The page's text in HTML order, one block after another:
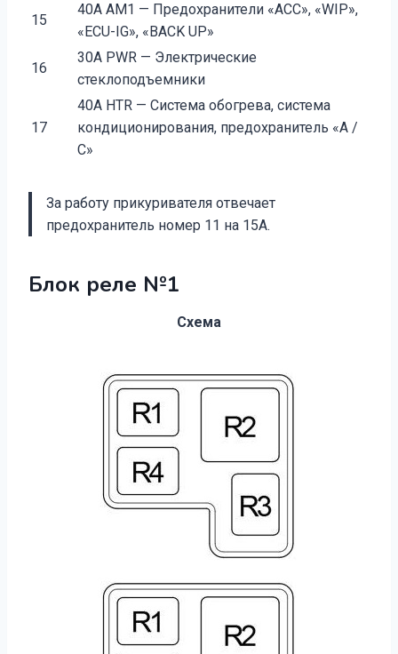
15
40A AM1 — Предохранители «ACC», «WIP»,
«ECU-IG», «BACK UP»
16
30A PWR — Электрические
стеклоподъемники
17
40A HTR — Система обогрева, система
кондиционирования, предохранитель «A /
C»
За работу прикуривателя отвечает
предохранитель номер 11 на 15А.
Блок реле №1
Схема